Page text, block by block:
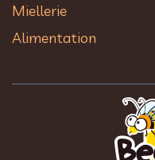
Miellerie
Alimentation